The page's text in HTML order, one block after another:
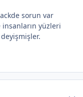
sorun var
yüzleri